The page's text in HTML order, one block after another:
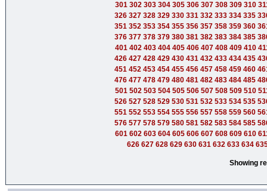
301 302 303 304 305 306 307 308 309 310
326 327 328 329 330 331 332 333 334 335
351 352 353 354 355 356 357 358 359 360
376 377 378 379 380 381 382 383 384 385
401 402 403 404 405 406 407 408 409 410
426 427 428 429 430 431 432 433 434 435
451 452 453 454 455 456 457 458 459 460
476 477 478 479 480 481 482 483 484 485
501 502 503 504 505 506 507 508 509 510
526 527 528 529 530 531 532 533 534 535
551 552 553 554 555 556 557 558 559 560
576 577 578 579 580 581 582 583 584 585
601 602 603 604 605 606 607 608 609 610
626 627 628 629 630 631 632 633 634
Showing